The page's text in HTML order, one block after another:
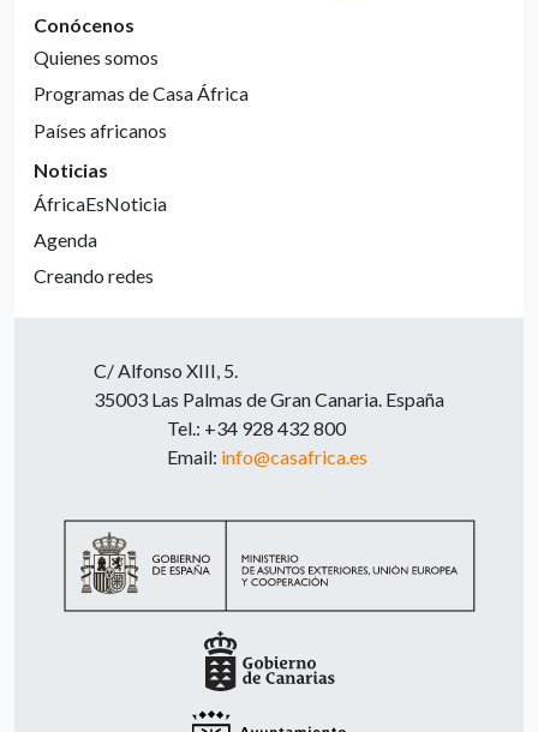
Conócenos
Quienes somos
Programas de Casa África
Países africanos
Noticias
ÁfricaEsNoticia
Agenda
Creando redes
C/ Alfonso XIII, 5.
35003 Las Palmas de Gran Canaria. España
Tel.: +34 928 432 800
Email: info@casafrica.es